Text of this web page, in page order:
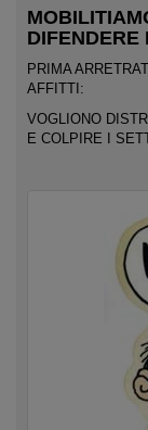
DIFENDERE
PRIMA
AFFITTI:
VOGLIONO
E COLPIRE I